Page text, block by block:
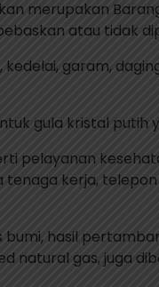
merupakan
atau tidak
kedelai, garam,
gula kristal
pelayanan
tenaga kerja,
bumi, hasil
natural gas, juga